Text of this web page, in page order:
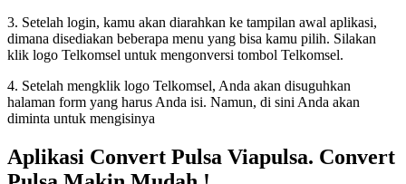
3. Setelah login, kamu akan diarahkan ke tampilan awal aplikasi,
dimana disediakan beberapa menu yang bisa kamu pilih. Silakan
klik logo Telkomsel untuk mengonversi tombol Telkomsel.
4. Setelah mengklik logo Telkomsel, Anda akan disuguhkan
halaman form yang harus Anda isi. Namun, di sini Anda akan
diminta untuk mengisinya
Aplikasi Convert Pulsa Viapulsa. Convert